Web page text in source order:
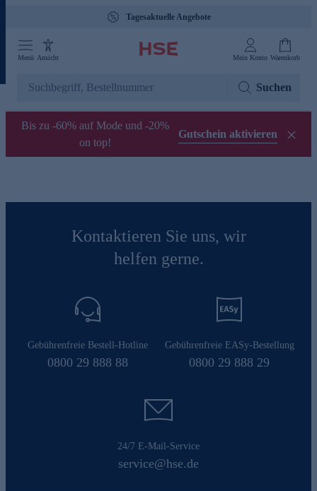
Tagesaktuelle Angebote
Menü Ansicht Mein Konto Warenkorb
Suchen
Bis zu -60% auf Mode und -20%
on top!
Gutschein aktivieren
Kontaktieren Sie uns, wir
helfen gerne.
Gebührenfreie Bestell-Hotline
0800 29 888 88
Gebührenfreie EASy-Bestellung
0800 29 888 29
24/7 E-Mail-Service
service@hse.de